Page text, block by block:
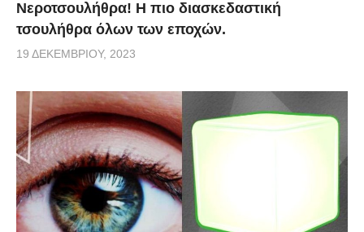
Νεροτσουλήθρα! Η πιο διασκεδαστική
τσουλήθρα όλων των εποχών.
19 ΔΕΚΕΜΒΡΊΟΥ, 2023